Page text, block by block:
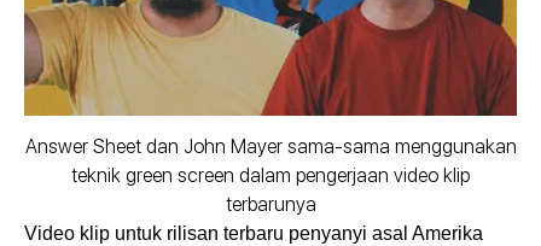
Answer Sheet dan John Mayer sama-sama menggunakan
teknik green screen dalam pengerjaan video klip
terbarunya
Video klip untuk rilisan terbaru penyanyi asal Amerika